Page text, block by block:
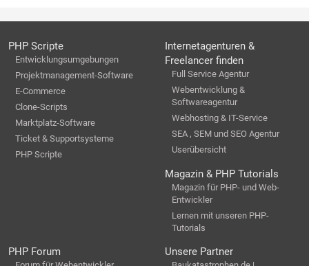
PHP Scripte
Entwicklungsumgebungen
Projektmanagement-Software
E-Commerce
Clone-Scripts
Marktplatz-Software
Ticket & Supportsysteme
PHP Scripte
Internetagenturen &
Freelancer finden
Full Service Agentur
Webentwicklung &
Softwareagentur
Webhosting & IT-Service
SEA , SEM und SEO Agentur
Userübersicht
Magazin & PHP Tutorials
Magazin für PHP- und Web-
Entwickler
Lernen mit unseren PHP-
Tutorials
PHP Forum Unsere Partner